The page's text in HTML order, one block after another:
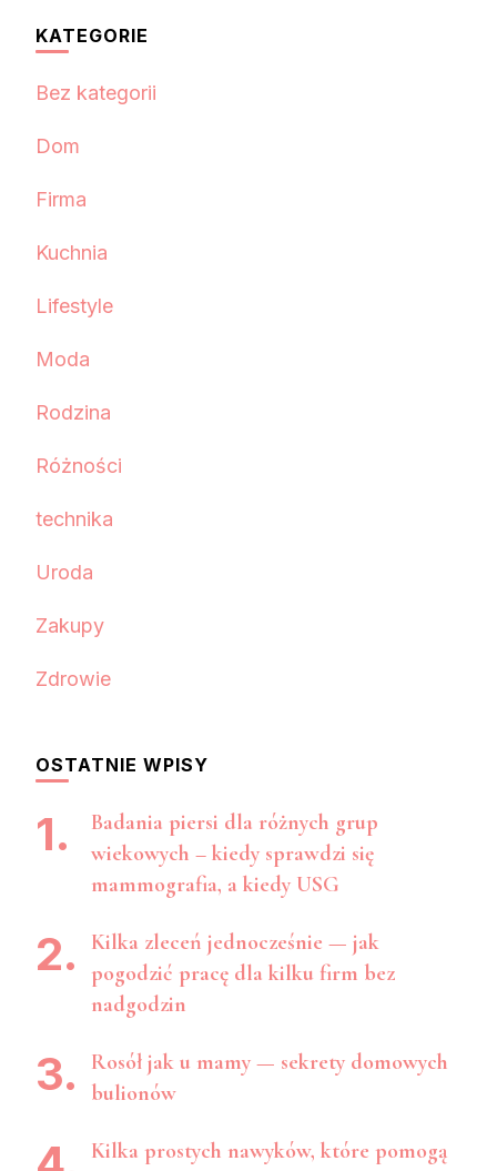
KATEGORIE
Bez kategorii
Dom
Firma
Kuchnia
Lifestyle
Moda
Rodzina
Różności
technika
Uroda
Zakupy
Zdrowie
OSTATNIE WPISY
Badania piersi dla różnych grup
wiekowych – kiedy sprawdzi się
mammografia, a kiedy USG
Kilka zleceń jednocześnie — jak
pogodzić pracę dla kilku firm bez
nadgodzin
Rosół jak u mamy — sekrety domowych
bulionów
Kilka prostych nawyków, które pomogą